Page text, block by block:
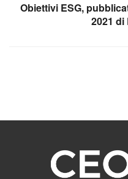
Obiettivi ESG,
2021